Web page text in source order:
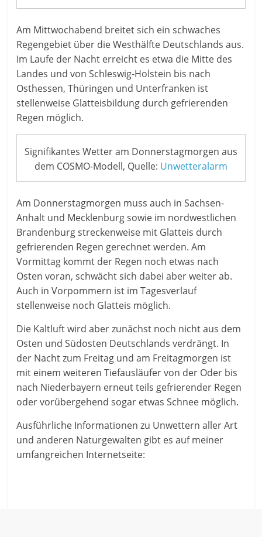
Am Mittwochabend breitet sich ein schwaches
Regengebiet über die Westhälfte Deutschlands aus.
Im Laufe der Nacht erreicht es etwa die Mitte des
Landes und von Schleswig-Holstein bis nach
Osthessen, Thüringen und Unterfranken ist
stellenweise Glatteisbildung durch gefrierenden
Regen möglich.
Signifikantes Wetter am Donnerstagmorgen aus
dem COSMO-Modell, Quelle: Unwetteralarm
Am Donnerstagmorgen muss auch in Sachsen-
Anhalt und Mecklenburg sowie im nordwestlichen
Brandenburg streckenweise mit Glatteis durch
gefrierenden Regen gerechnet werden. Am
Vormittag kommt der Regen noch etwas nach
Osten voran, schwächt sich dabei aber weiter ab.
Auch in Vorpommern ist im Tagesverlauf
stellenweise noch Glatteis möglich.
Die Kaltluft wird aber zunächst noch nicht aus dem
Osten und Südosten Deutschlands verdrängt. In
der Nacht zum Freitag und am Freitagmorgen ist
mit einem weiteren Tiefausläufer von der Oder bis
nach Niederbayern erneut teils gefrierender Regen
oder vorübergehend sogar etwas Schnee möglich.
Ausführliche Informationen zu Unwettern aller Art
und anderen Naturgewalten gibt es auf meiner
umfangreichen Internetseite: